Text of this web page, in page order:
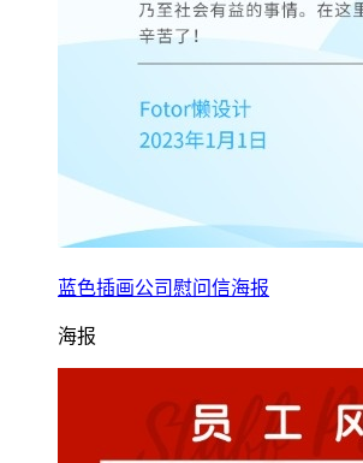
蓝色插画公司慰问信海报
海报